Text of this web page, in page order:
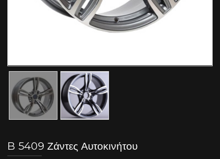
B 5409 Ζάντες Αυτοκινήτου